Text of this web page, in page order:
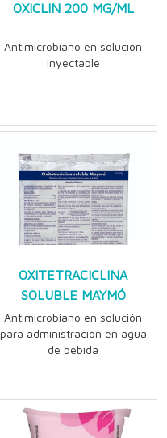
OXICLIN 200 MG/ML
Antimicrobiano en solución
inyectable
OXITETRACICLINA
SOLUBLE MAYMÓ
Antimicrobiano en solución
para administración en agua
de bebida